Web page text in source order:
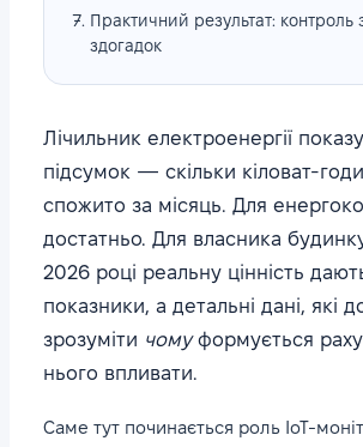
Практичний результат: контроль
здогадок
Лічильник електроенергії
підсумок — скільки кіловат-
спожито за місяць. Для
достатньо. Для власника
2026 році реальну цінність
показники, а детальні дані, які
зрозуміти чомуформується
нього впливати.
Саме тут починається роль IoT-